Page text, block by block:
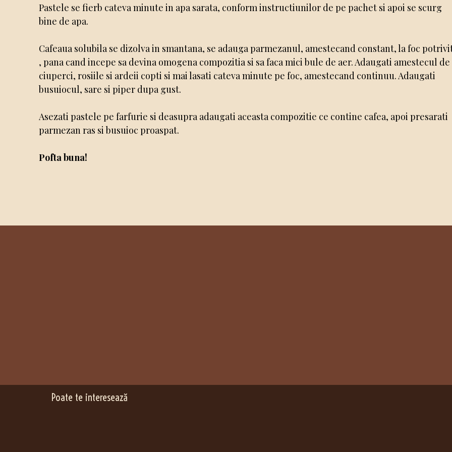
Pastele se fierb cateva minute in apa sarata, conform instructiunilor de pe pachet si apoi se scurg
bine de apa.
Cafeaua solubila se dizolva in smantana, se adauga parmezanul, amestecand constant, la foc
, pana cand incepe sa devina omogena compozitia si sa faca mici bule de aer. Adaugati amestecul de
ciuperci, rosiile si ardeii copti si mai lasati cateva minute pe foc, amestecand continuu. Adaugati
busuiocul, sare si piper dupa gust.
Asezati pastele pe farfurie si deasupra adaugati aceasta compozitie ce contine cafea, apoi presarati
parmezan ras si busuioc proaspat.
Pofta buna!
Poate te interesează